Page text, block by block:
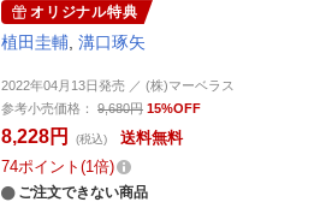
オリジナル特典
植田圭輔 溝口琢矢
2022年04月13日発売 ／ (株)マーベラス
参考小売価格：
9,680円 15%OFF
8,228円 (税込)
送料無料
74ポイント 1倍
ご注文できない商品